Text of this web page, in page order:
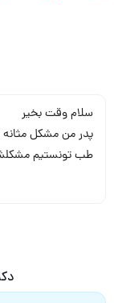
سلام وقت بخیر
پدر من مشکل مثانه
طب تونستیم